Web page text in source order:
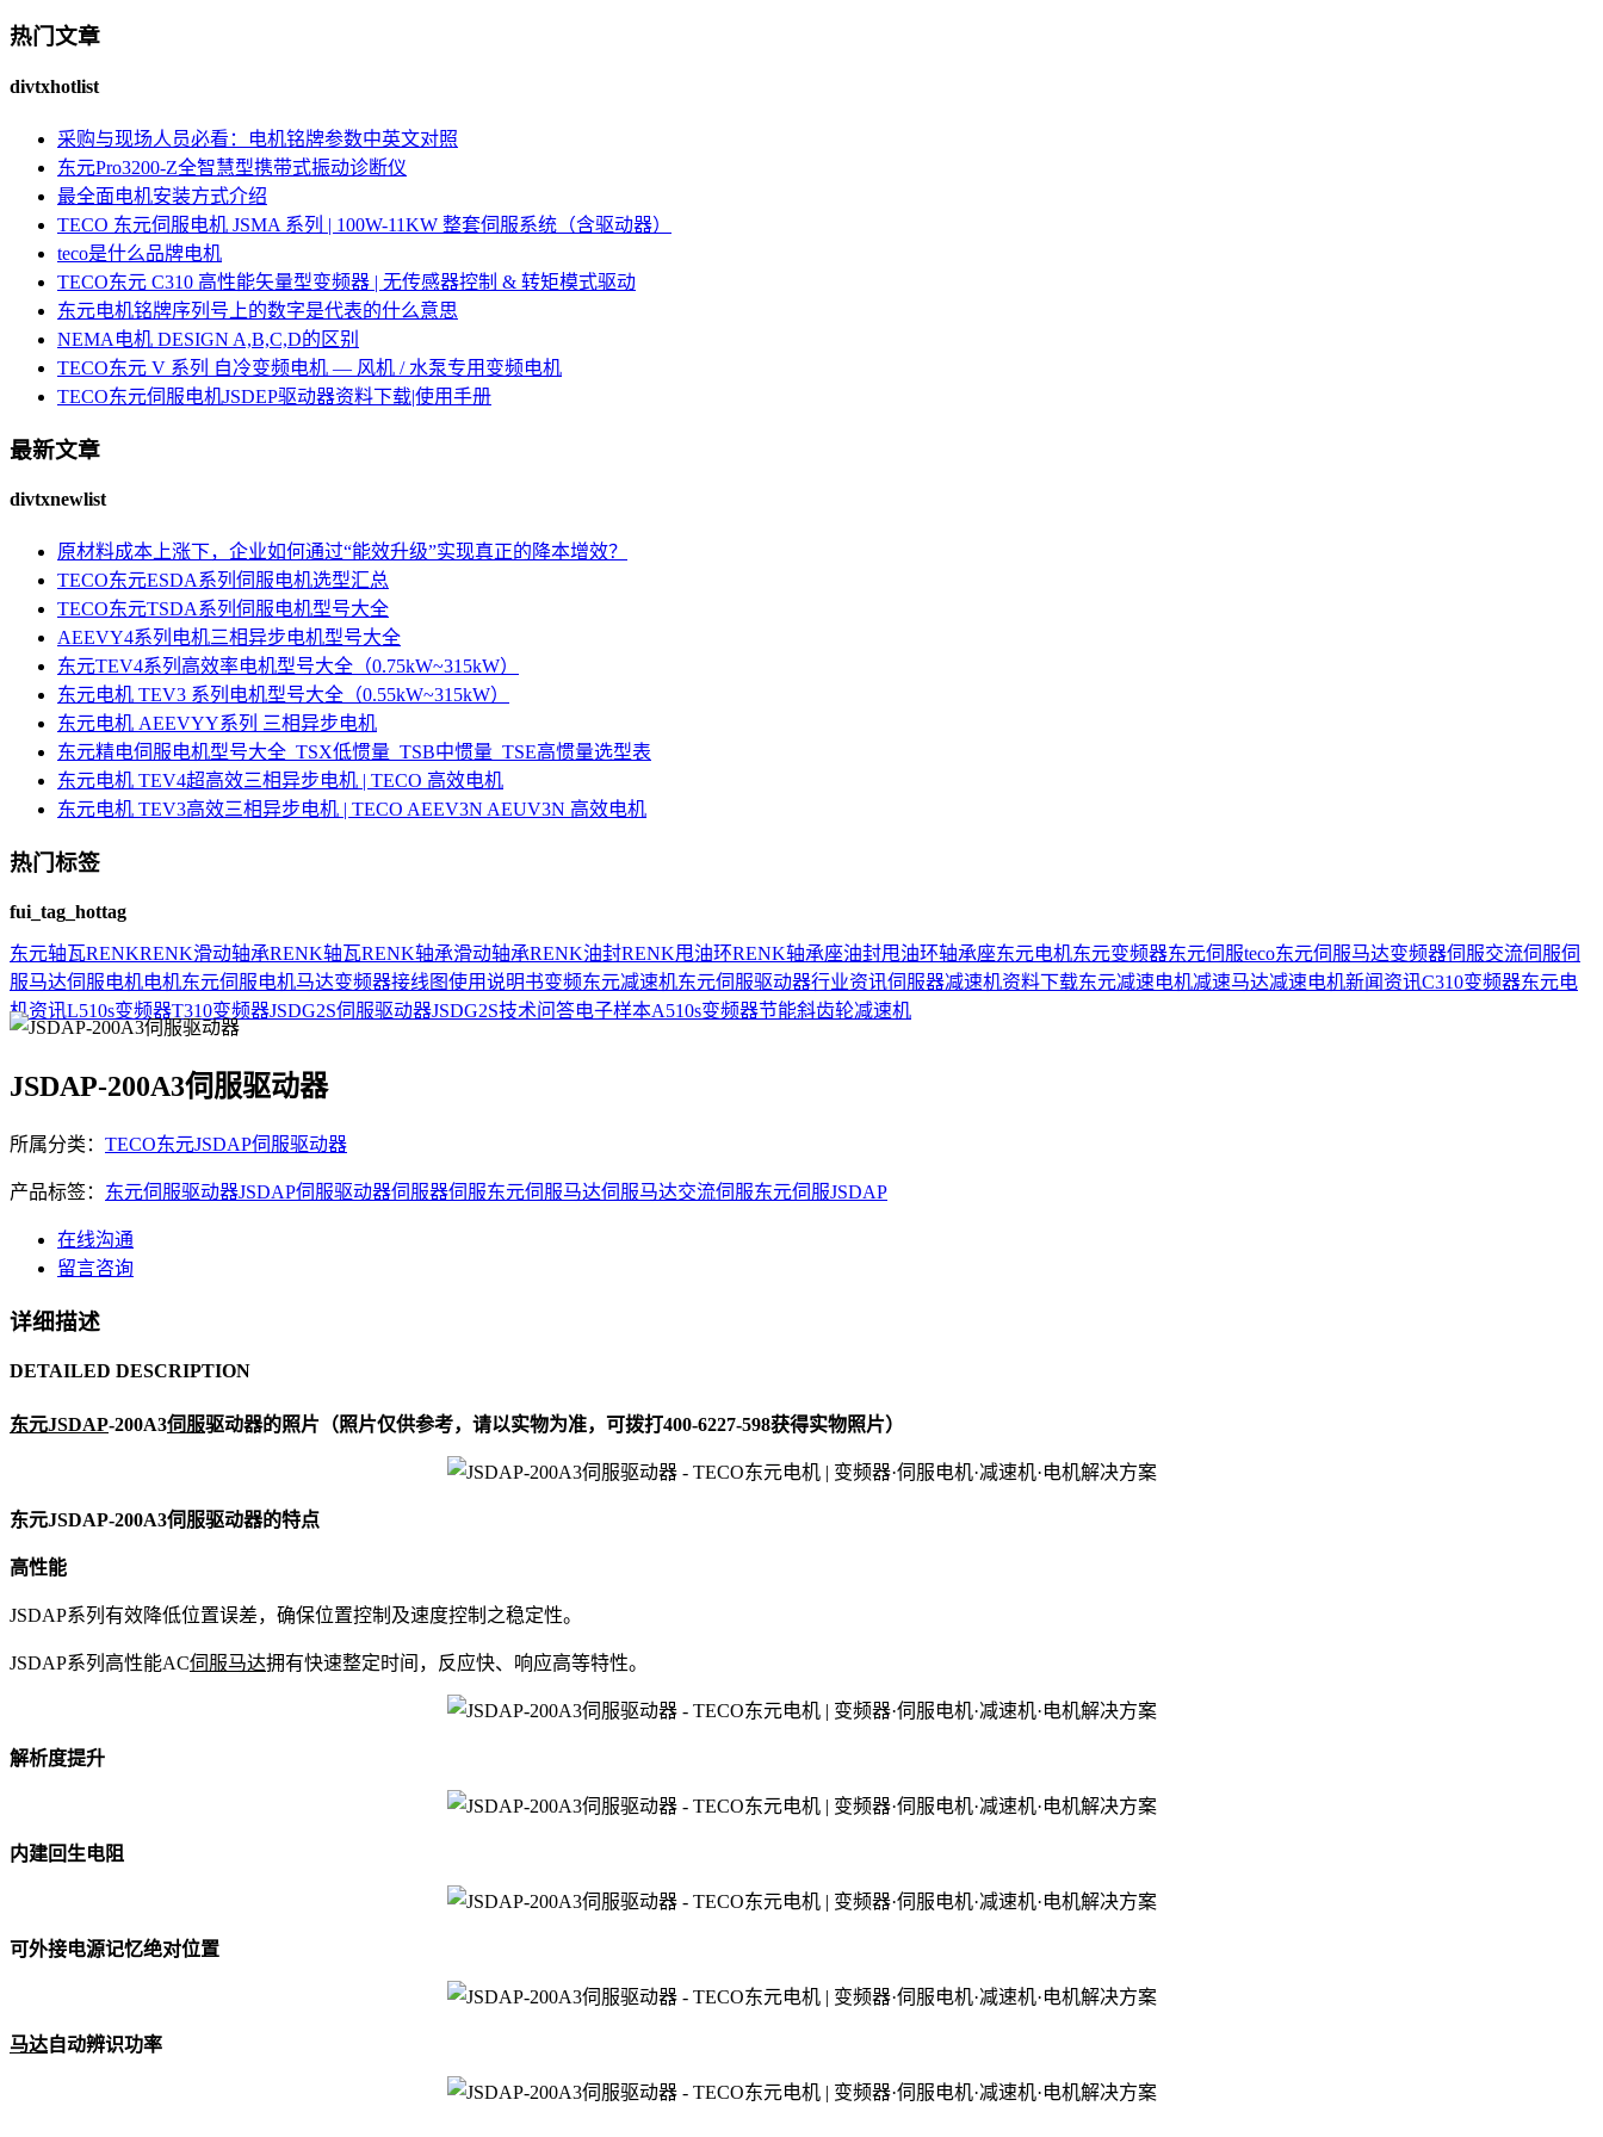
热门文章
divtxhotlist
采购与现场人员必看：电机铭牌参数中英文对照
东元Pro3200-Z全智慧型携带式振动诊断仪
最全面电机安装方式介绍
TECO 东元伺服电机 JSMA 系列 | 100W-11KW 整套伺服系统（含驱动器）
teco是什么品牌电机
TECO东元 C310 高性能矢量型变频器 | 无传感器控制 & 转矩模式驱动
东元电机铭牌序列号上的数字是代表的什么意思
NEMA电机 DESIGN A,B,C,D的区别
TECO东元 V 系列 自冷变频电机 — 风机 / 水泵专用变频电机
TECO东元伺服电机JSDEP驱动器资料下载|使用手册
最新文章
divtxnewlist
原材料成本上涨下，企业如何通过“能效升级”实现真正的降本增效？
TECO东元ESDA系列伺服电机选型汇总
TECO东元TSDA系列伺服电机型号大全
AEEVY4系列电机三相异步电机型号大全
东元TEV4系列高效率电机型号大全（0.75kW~315kW）
东元电机 TEV3 系列电机型号大全（0.55kW~315kW）
东元电机 AEEVYY系列 三相异步电机
东元精电伺服电机型号大全_TSX低惯量_TSB中惯量_TSE高惯量选型表
东元电机 TEV4超高效三相异步电机 | TECO 高效电机
东元电机 TEV3高效三相异步电机 | TECO AEEV3N AEUV3N 高效电机
热门标签
fui_tag_hottag
东元轴瓦RENKRENK滑动轴承RENK轴瓦RENK轴承滑动轴承RENK油封RENK甩油环RENK轴承座油封甩油环轴承座东元电机东元变频器东元伺服teco东元伺服马达变频器伺服交流伺服伺
服马达伺服电机电机东元伺服电机马达变频器接线图使用说明书变频东元减速机东元伺服驱动器行业资讯伺服器减速机资料下载东元减速电机减速马达减速电机新闻资讯C310变频器东元电
机资讯L510s变频器T310变频器JSDG2S伺服驱动器JSDG2S技术问答电子样本A510s变频器节能斜齿轮减速机
JSDAP-200A3伺服驱动器
所属分类： TECO东元JSDAP伺服驱动器
产品标签： 东元伺服驱动器JSDAP伺服驱动器伺服器伺服东元伺服马达伺服马达交流伺服东元伺服JSDAP
在线沟通
留言咨询
详细描述
DETAILED DESCRIPTION
东元JSDAP-200A3伺服驱动器的照片（照片仅供参考，请以实物为准，可拨打400-6227-598获得实物照片）
东元JSDAP-200A3伺服驱动器的特点
高性能
JSDAP系列有效降低位置误差，确保位置控制及速度控制之稳定性。
JSDAP系列高性能AC伺服马达拥有快速整定时间，反应快、响应高等特性。
解析度提升
内建回生电阻
可外接电源记忆绝对位置
马达自动辨识功率